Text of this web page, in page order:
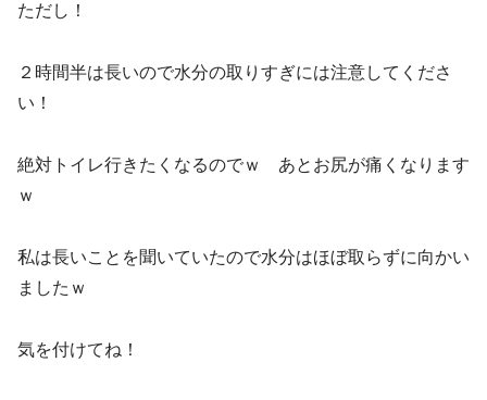
ただし！
２時間半は長いので水分の取りすぎには注意してくださ
い！
絶対トイレ行きたくなるのでｗ あとお尻が痛くなります
ｗ
私は長いことを聞いていたので水分はほぼ取らずに向かい
ましたｗ
気を付けてね！